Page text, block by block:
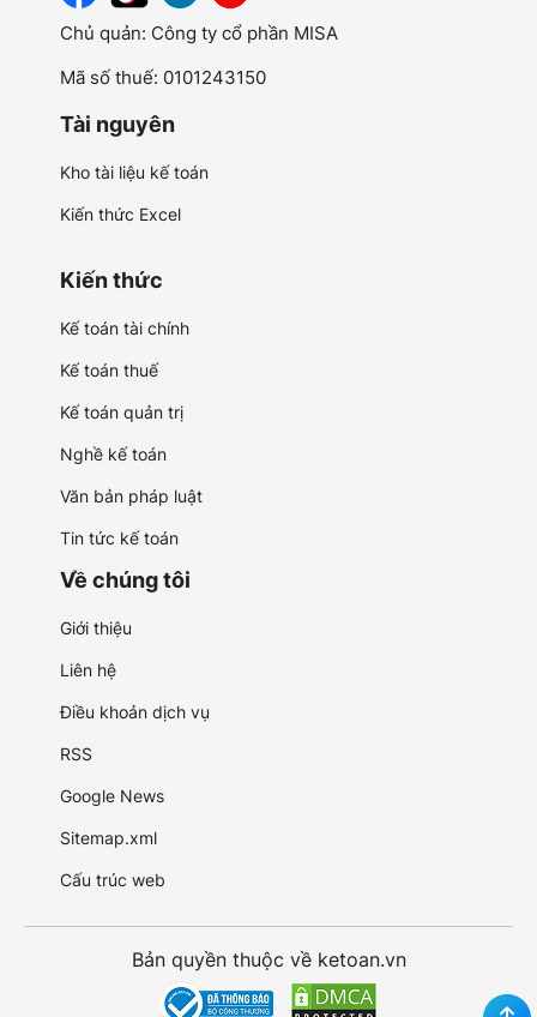
Chủ quản: Công ty cổ phần MISA
Mã số thuế: 0101243150
Tài nguyên
Kho tài liệu kế toán
Kiến thức Excel
Kiến thức
Kế toán tài chính
Kế toán thuế
Kế toán quản trị
Nghề kế toán
Văn bản pháp luật
Tin tức kế toán
Về chúng tôi
Giới thiệu
Liên hệ
Điều khoản dịch vụ
RSS
Google News
Sitemap.xml
Cấu trúc web
Bản quyền thuộc về ketoan.vn